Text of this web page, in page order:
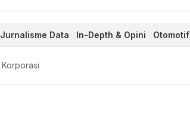
Jurnalisme Data In-Depth & Opini Otomotif
Korporasi